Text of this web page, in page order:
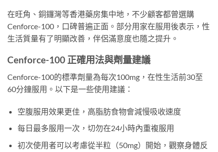
在旺角、銅鑼灣等香港藥房集中地，不少顧客都曾選購
Cenforce-100，口碑普遍正面。部分用家在服用後表示，性
生活質量有了明顯改善，伴侶滿意度也隨之提升。
Cenforce-100 正確用法與劑量建議
Cenforce-100的標準劑量為每次100mg，在性生活前30至
60分鐘服用。以下是一些使用建議：
空腹服用效果更佳，高脂肪食物會減慢吸收速度
每日最多服用一次，切勿在24小時內重複服用
初次使用者可以考慮從半粒（50mg）開始，觀察身體反